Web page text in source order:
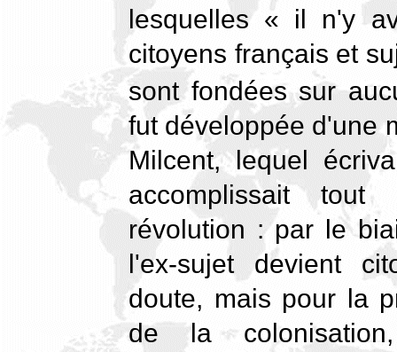
lesquelles « il n'y
citoyens français et
sont fondées sur
fut développée d'une
Milcent, lequel
accomplissait
révolution : par le
l'ex-sujet devient
doute, mais pour la
de la